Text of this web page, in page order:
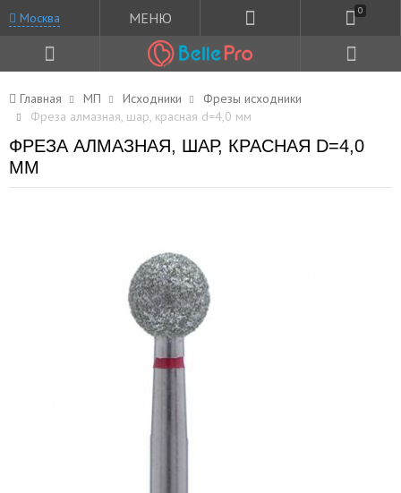
Москва МЕНЮ 0
Главная МП Исходники
Фрезы исходники
Фреза алмазная, шар, красная d=4,0 мм
ФРЕЗА АЛМАЗНАЯ, ШАР, КРАСНАЯ D=4,0
ММ